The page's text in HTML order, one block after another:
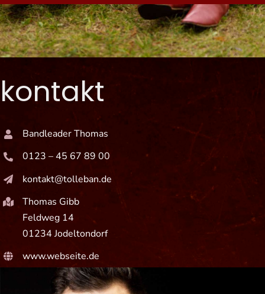
kontakt
Bandleader Thomas
0123 – 45 67 89 00
kontakt@tolleban.de
Thomas Gibb
Feldweg 14
01234 Jodeltondorf
www.webseite.de